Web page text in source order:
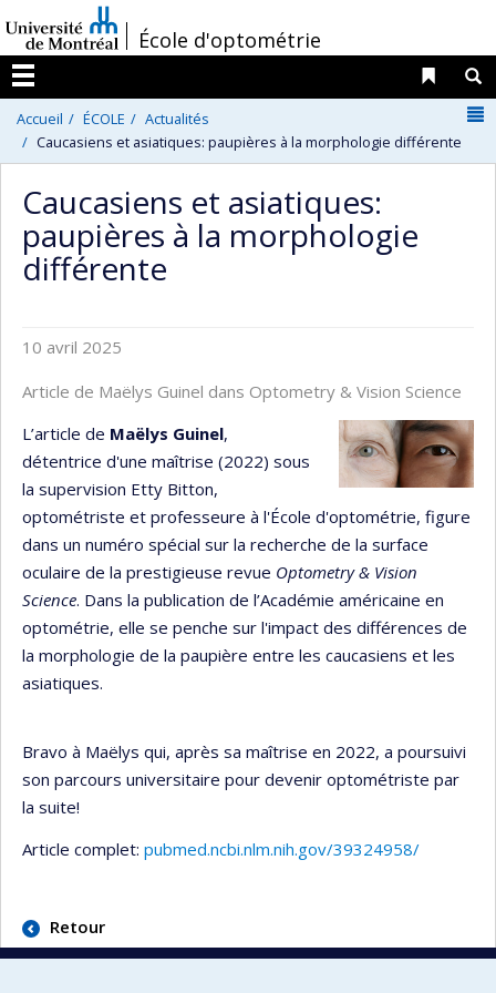
au
contenu
/École d'optométrie
Menu
Liens
Accueil ÉCOLE
Actualités
Caucasiens et asiatiques: paupières à la morphologie différente
Caucasiens et asiatiques:
paupières à la morphologie
différente
10 avril 2025
Article de Maëlys Guinel dans Optometry & Vision Science
L’article de Maëlys Guinel,
détentrice d'une maîtrise (2022) sous
la supervision Etty Bitton,
optométriste et professeure à l'École d'optométrie, figure
dans un numéro spécial sur la recherche de la surface
oculaire de la prestigieuse revue Optometry & Vision
Science. Dans la publication de l’Académie américaine en
optométrie, elle se penche sur l'impact des différences de
la morphologie de la paupière entre les caucasiens et les
asiatiques.
Bravo à Maëlys qui, après sa maîtrise en 2022, a poursuivi
son parcours universitaire pour devenir optométriste par
la suite!
Article complet: pubmed.ncbi.nlm.nih.gov/39324958/
Retour